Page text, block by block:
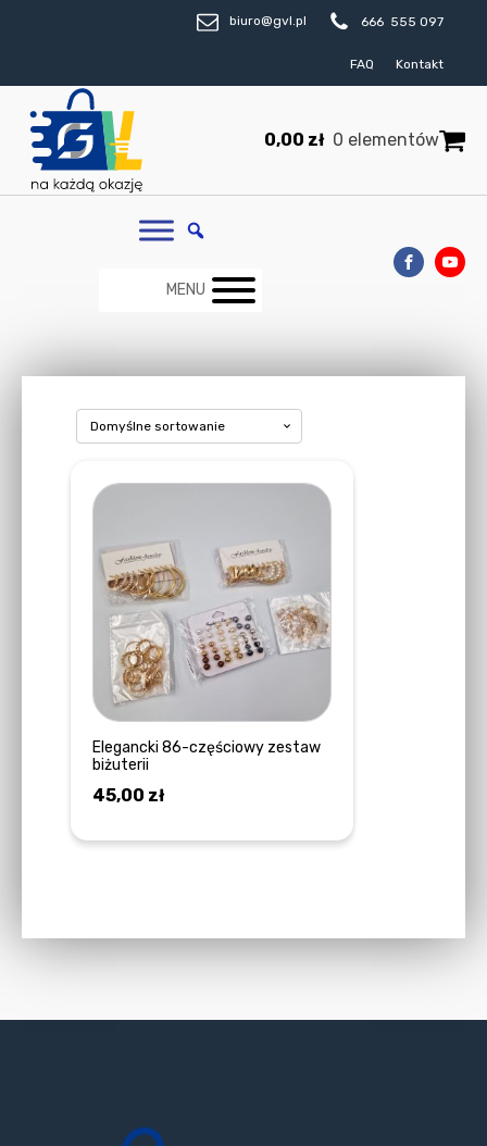
biuro@gvl.pl 666 555 097
FAQ Kontakt
0,00 zł 0 elementów
MENU
Elegancki 86-częściowy zestaw
biżuterii
45,00 zł